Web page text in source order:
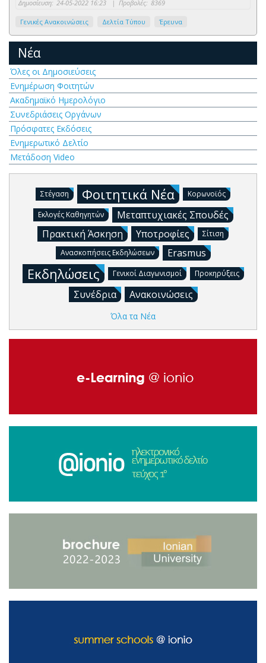
Δημοσίευση: 24-05-2022 16:23 | Προβολές: 8369
Γενικές Ανακοινώσεις Δελτία Τύπου Έρευνα
Νέα
Όλες οι Δημοσιεύσεις
Ενημέρωση Φοιτητών
Ακαδημαϊκό Ημερολόγιο
Συνεδριάσεις Οργάνων
Πρόσφατες Εκδόσεις
Ενημερωτικό Δελτίο
Μετάδοση Video
Στέγαση Φοιτητικά Νέα Κορωνοϊός
Εκλογές Καθηγητών
Μεταπτυχιακές Σπουδές
Πρακτική Άσκηση
Υποτροφίες
Σίτιση
Ανασκοπήσεις Εκδηλώσεων
Erasmus
Εκδηλώσεις Γενικοί Διαγωνισμοί Προκηρύξεις
Συνέδρια Ανακοινώσεις
Όλα τα Νέα